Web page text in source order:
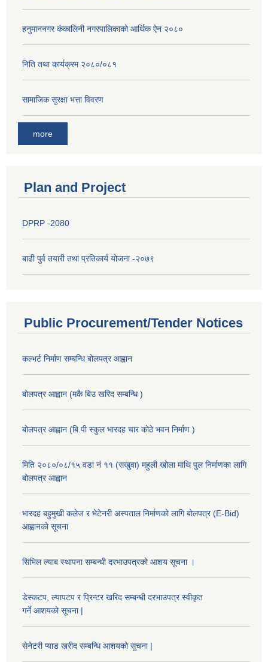
हनुमाननगर कंकालिनी नगरपालिकाको आर्थिक ऐन २०८०
निति तथा कार्यक्रम २०८०/०८१
सामाजिक सुरक्षा भत्ता विवरण
more
Plan and Project
DPRP -2080
बाढी पुर्व तयारी तथा प्रतिकार्य योजना -२०७९
Public Procurement/Tender Notices
कल्भर्ट निर्माण सम्बन्धि बोलपत्र आह्वान
बोलपत्र आह्वान (मकै बिउ खरिद सम्बन्धि )
बोलपत्र आह्वान (बि.पी स्कुल भारदह चार कोठे भवन निर्माण )
मिति २०८०/०८/१५ वडा नं ११ (सखुवा) महुली खोला माथि पुल निर्माणका लागि
बोलपत्र आह्वान
भारदह बहुमुखी कलेज र भेटेनरी अस्पताल निर्माणको लागि बोलपत्र (E-Bid)
आह्वानको सूचना
सिभिल ल्याब स्थापना सम्बन्धी दरभाउपत्रको आशय सूचना ।
डेस्कटप, ल्यापटप र प्रिन्टर खरिद सम्बन्धी दरभाउपत्र स्वीकृत
गर्ने आशयको सूचना |
सेनेटरी प्याड खरीद सम्बन्धि आशयको सुचना |